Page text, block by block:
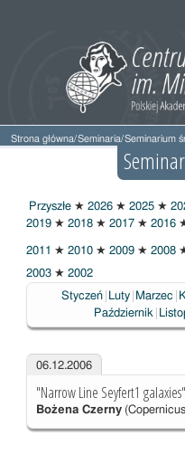
Strona główna/Seminaria/Seminarium
Przyszłe ★ 2026 ★ 2025 ★
2019 ★ 2018 ★ 2017 ★ 2016
2011 ★ 2010 ★ 2009 ★ 2008
2006
2003 ★ 2002
Styczeń
Luty Marzec
Październik
06.12.2006
"Narrow Line Seyfert1 galaxies"
Bożena Czerny